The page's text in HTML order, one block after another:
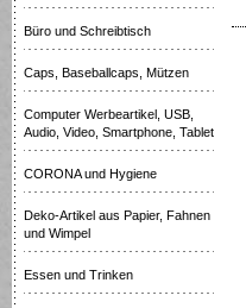
Büro und Schreibtisch
Caps, Baseballcaps, Mützen
Computer Werbeartikel, USB,
Audio, Video, Smartphone, Tablet
CORONA und Hygiene
Deko-Artikel aus Papier, Fahnen
und Wimpel
Essen und Trinken